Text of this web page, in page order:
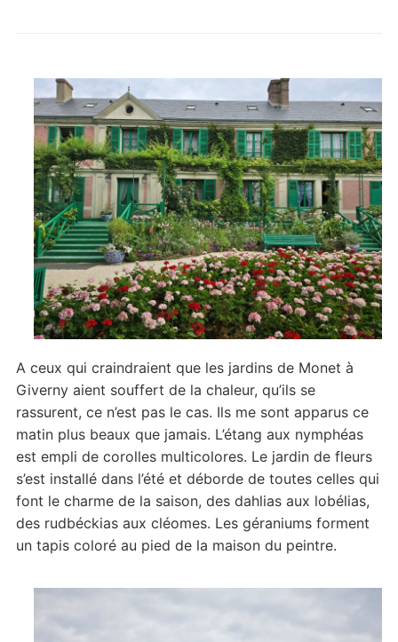
A ceux qui craindraient que les jardins de Monet à
Giverny aient souffert de la chaleur, qu’ils se
rassurent, ce n’est pas le cas. Ils me sont apparus ce
matin plus beaux que jamais. L’étang aux nymphéas
est empli de corolles multicolores. Le jardin de fleurs
s’est installé dans l’été et déborde de toutes celles qui
font le charme de la saison, des dahlias aux lobélias,
des rudbéckias aux cléomes. Les géraniums forment
un tapis coloré au pied de la maison du peintre.